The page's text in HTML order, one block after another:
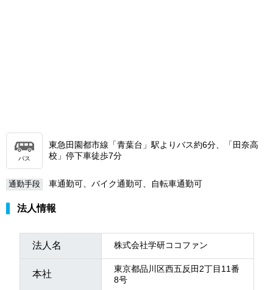
バス
東急田園都市線「青葉台」駅よりバス約6分、「田奈高
校」停下車徒歩7分
通勤手段 車通勤可、バイク通勤可、自転車通勤可
法人情報
法人名 株式会社学研ココファン
本社
東京都品川区西五反田2丁目11番
8号